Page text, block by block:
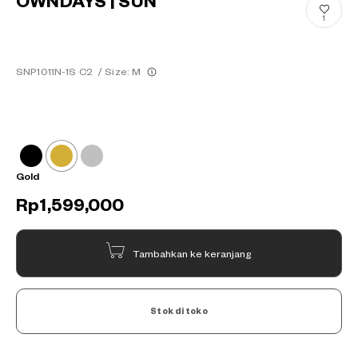
SNP1011N-1S C2 / Size: M
1
Gold
Rp1,599,000
Tambahkan ke keranjang
Stok di toko